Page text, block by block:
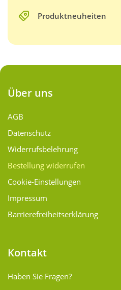
Produktneuheiten
Über uns
AGB
Datenschutz
Widerrufsbelehrung
Bestellung widerrufen
Cookie-Einstellungen
Impressum
Barrierefreiheitserklärung
Kontakt
Haben Sie Fragen?